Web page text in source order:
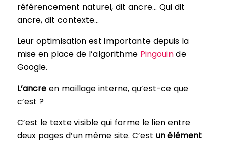
référencement naturel, dit ancre… Qui dit
ancre, dit contexte…
Leur optimisation est importante depuis la
mise en place de l’algorithme Pingouinde
Google.
L’ancreen maillage interne, qu’est-ce que
c’est ?
C’est le texte visible qui forme le lien entre
deux pages d’un même site. C’est un élément